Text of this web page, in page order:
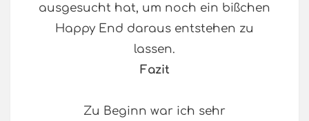
ausgesucht hat, um noch ein bißchen
Happy End daraus entstehen zu
lassen.
Fazit
Zu Beginn war ich sehr